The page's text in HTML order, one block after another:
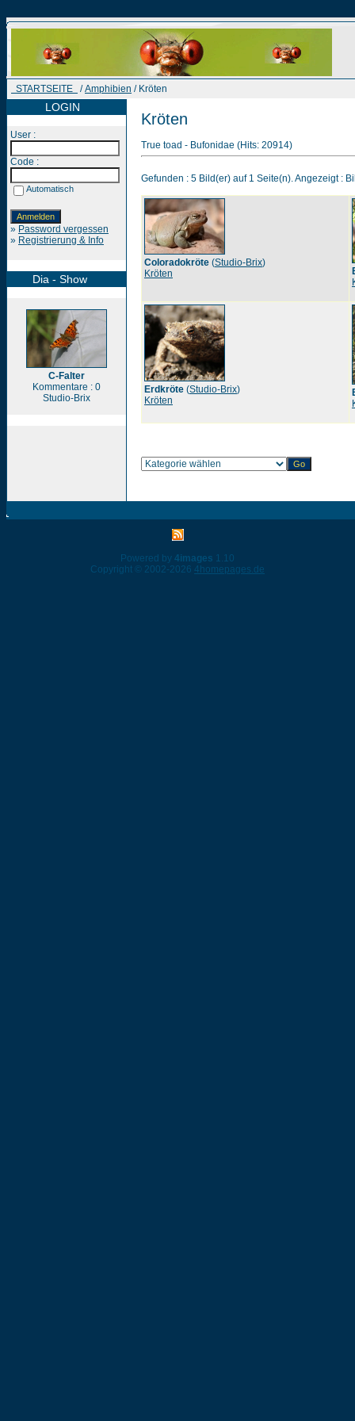
STARTSEITE /Amphibien / Kröten
LOGIN
User :
Code :
Automatisch
» Password vergessen
» Registrierung & Info
Dia - Show
C-Falter
Kommentare : 0
Studio-Brix
Kröten
True toad - Bufonidae (Hits: 20914)
Gefunden : 5 Bild(er) auf 1 Seite(n). Angezeigt :
Coloradokröte (Studio-Brix)
Kröten
Erdkröte (Studio-Brix)
Kröten
Powered by 4images 1.10
Copyright © 2002-2026 4homepages.de